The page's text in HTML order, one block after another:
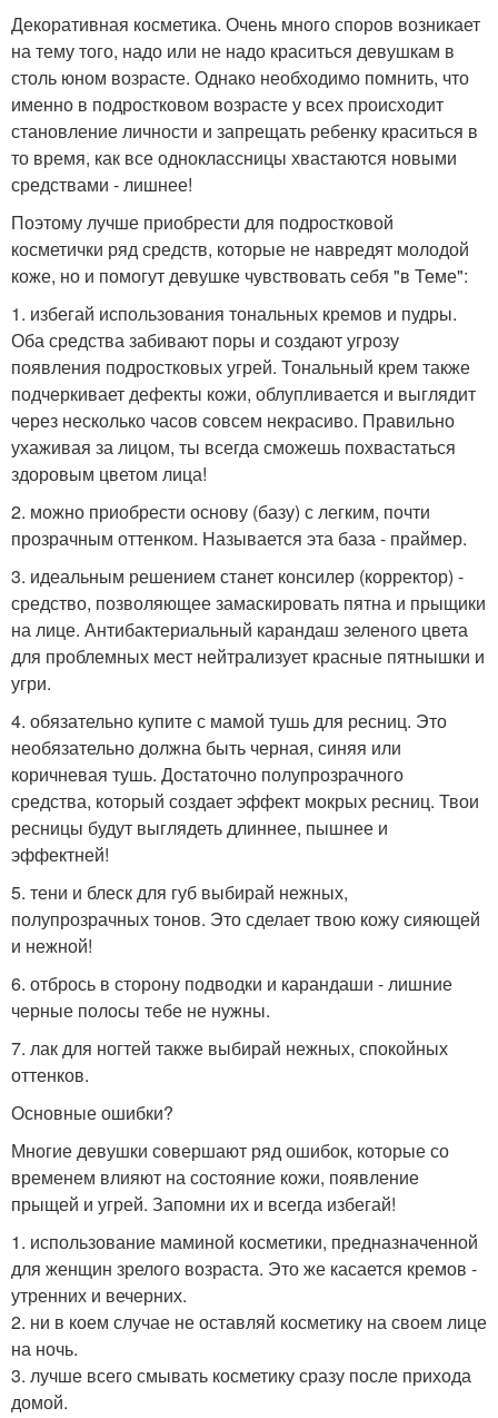
Декоративная косметика. Очень много споров возникает
на тему того, надо или не надо краситься девушкам в
столь юном возрасте. Однако необходимо помнить, что
именно в подростковом возрасте у всех происходит
становление личности и запрещать ребенку краситься в
то время, как все одноклассницы хвастаются новыми
средствами - лишнее!
Поэтому лучше приобрести для подростковой
косметички ряд средств, которые не навредят молодой
коже, но и помогут девушке чувствовать себя "в Теме":
1. избегай использования тональных кремов и пудры.
Оба средства забивают поры и создают угрозу
появления подростковых угрей. Тональный крем также
подчеркивает дефекты кожи, облупливается и выглядит
через несколько часов совсем некрасиво. Правильно
ухаживая за лицом, ты всегда сможешь похвастаться
здоровым цветом лица!
2. можно приобрести основу (базу) с легким, почти
прозрачным оттенком. Называется эта база - праймер.
3. идеальным решением станет консилер (корректор) -
средство, позволяющее замаскировать пятна и прыщики
на лице. Антибактериальный карандаш зеленого цвета
для проблемных мест нейтрализует красные пятнышки и
угри.
4. обязательно купите с мамой тушь для ресниц. Это
необязательно должна быть черная, синяя или
коричневая тушь. Достаточно полупрозрачного
средства, который создает эффект мокрых ресниц. Твои
ресницы будут выглядеть длиннее, пышнее и
эффектней!
5. тени и блеск для губ выбирай нежных,
полупрозрачных тонов. Это сделает твою кожу сияющей
и нежной!
6. отбрось в сторону подводки и карандаши - лишние
черные полосы тебе не нужны.
7. лак для ногтей также выбирай нежных, спокойных
оттенков.
Основные ошибки?
Многие девушки совершают ряд ошибок, которые со
временем влияют на состояние кожи, появление
прыщей и угрей. Запомни их и всегда избегай!
1. использование маминой косметики, предназначенной
для женщин зрелого возраста. Это же касается кремов -
утренних и вечерних.
2. ни в коем случае не оставляй косметику на своем лице
на ночь.
3. лучше всего смывать косметику сразу после прихода
домой.